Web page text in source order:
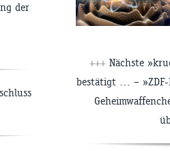
der
+++Nächste
bestätigt … –